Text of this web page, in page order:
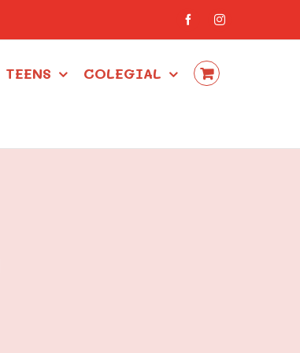
FacebookInstagram
TEENS COLEGIAL